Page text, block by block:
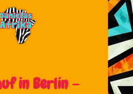
in Berlin –